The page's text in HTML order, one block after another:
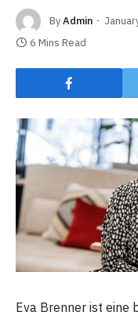
ByAdmin
6 Mins Read
Eva Brenner ist eine